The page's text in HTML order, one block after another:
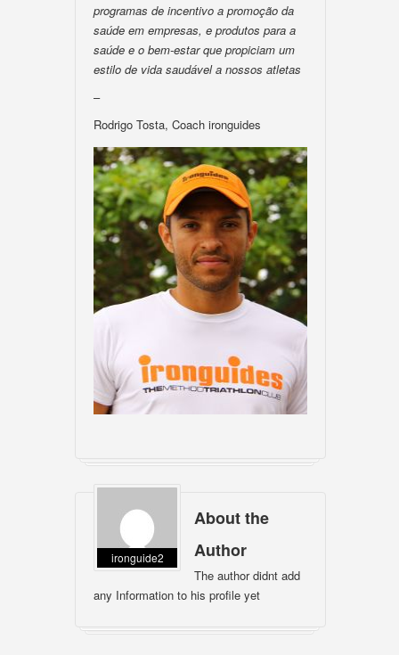
programas de incentivo a promoção da
saúde em empresas, e produtos para a
saúde e o bem-estar que propiciam um
estilo de vida saudável a nossos atletas
–
Rodrigo Tosta, Coach ironguides
ironguide2
About the
Author
The author didnt add
any Information to his profile yet